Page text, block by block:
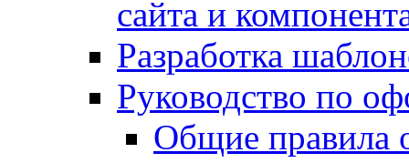
сайта и
Разработка
Руководство по
Общие правила